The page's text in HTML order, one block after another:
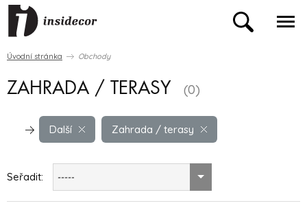
Úvodní stránka Obchody
ZAHRADA / TERASY (0)
Další Zahrada / terasy
Seřadit: -----